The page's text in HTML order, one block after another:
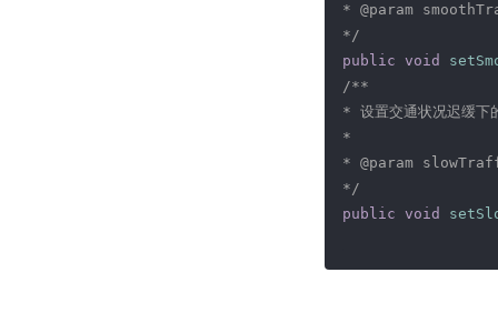
* @param
*/
public void
/**
* 设置交通状况迟缓下
*
* @param
*/
public void